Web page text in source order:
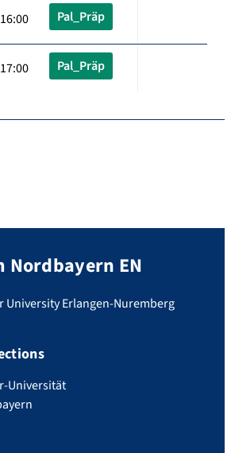
Pal_Präp
Pal_Präp
Nordbayern EN
University Erlangen-Nuremberg
Universität